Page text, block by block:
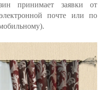
принимает заявки от
почте или по